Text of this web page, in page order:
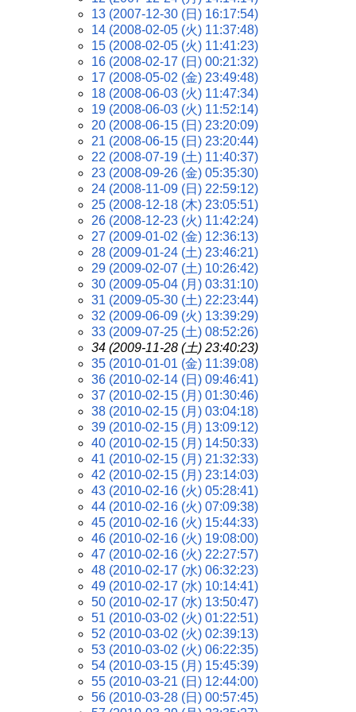
13 (2007-12-30 (日) 16:17:54)
14 (2008-02-05 (火) 11:37:48)
15 (2008-02-05 (火) 11:41:23)
16 (2008-02-17 (日) 00:21:32)
17 (2008-05-02 (金) 23:49:48)
18 (2008-06-03 (火) 11:47:34)
19 (2008-06-03 (火) 11:52:14)
20 (2008-06-15 (日) 23:20:09)
21 (2008-06-15 (日) 23:20:44)
22 (2008-07-19 (土) 11:40:37)
23 (2008-09-26 (金) 05:35:30)
24 (2008-11-09 (日) 22:59:12)
25 (2008-12-18 (木) 23:05:51)
26 (2008-12-23 (火) 11:42:24)
27 (2009-01-02 (金) 12:36:13)
28 (2009-01-24 (土) 23:46:21)
29 (2009-02-07 (土) 10:26:42)
30 (2009-05-04 (月) 03:31:10)
31 (2009-05-30 (土) 22:23:44)
32 (2009-06-09 (火) 13:39:29)
33 (2009-07-25 (土) 08:52:26)
34 (2009-11-28 (土) 23:40:23)
35 (2010-01-01 (金) 11:39:08)
36 (2010-02-14 (日) 09:46:41)
37 (2010-02-15 (月) 01:30:46)
38 (2010-02-15 (月) 03:04:18)
39 (2010-02-15 (月) 13:09:12)
40 (2010-02-15 (月) 14:50:33)
41 (2010-02-15 (月) 21:32:33)
42 (2010-02-15 (月) 23:14:03)
43 (2010-02-16 (火) 05:28:41)
44 (2010-02-16 (火) 07:09:38)
45 (2010-02-16 (火) 15:44:33)
46 (2010-02-16 (火) 19:08:00)
47 (2010-02-16 (火) 22:27:57)
48 (2010-02-17 (水) 06:32:23)
49 (2010-02-17 (水) 10:14:41)
50 (2010-02-17 (水) 13:50:47)
51 (2010-03-02 (火) 01:22:51)
52 (2010-03-02 (火) 02:39:13)
53 (2010-03-02 (火) 06:22:35)
54 (2010-03-15 (月) 15:45:39)
55 (2010-03-21 (日) 12:44:00)
56 (2010-03-28 (日) 00:57:45)